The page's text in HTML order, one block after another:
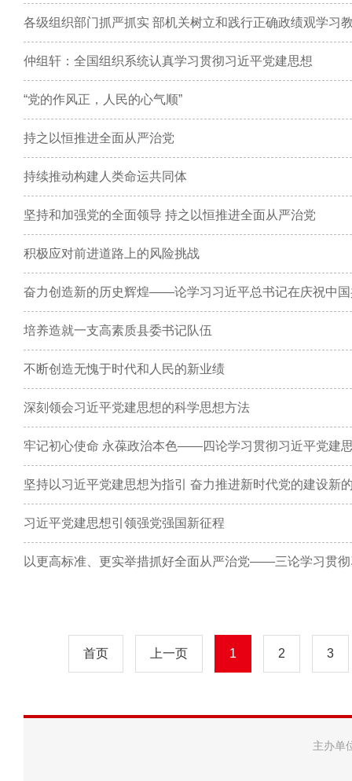
各级组织部门抓严抓实 部机关树立和践行正确政绩观学习
仲组轩：全国组织系统认真学习贯彻习近平党建思想
“党的作风正，人民的心气顺”
持之以恒推进全面从严治党
持续推动构建人类命运共同体
坚持和加强党的全面领导 持之以恒推进全面从严治党
积极应对前进道路上的风险挑战
奋力创造新的历史辉煌——论学习习近平总书记在庆祝中
培养造就一支高素质县委书记队伍
不断创造无愧于时代和人民的新业绩
深刻领会习近平党建思想的科学思想方法
牢记初心使命 永葆政治本色——四论学习贯彻习近平党建
坚持以习近平党建思想为指引 奋力推进新时代党的建设新
习近平党建思想引领强党强国新征程
以更高标准、更实举措抓好全面从严治党——三论学习贯
首页 上一页 1 2 3
主办单